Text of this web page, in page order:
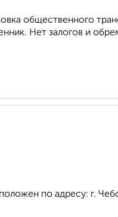
общественного
Нет залогов и
по адресу: г.